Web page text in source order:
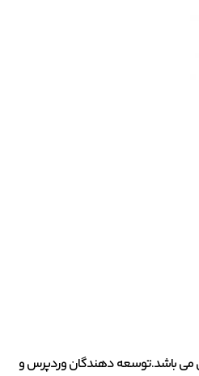
می باشد.توسعه دهندگان وردپرس و